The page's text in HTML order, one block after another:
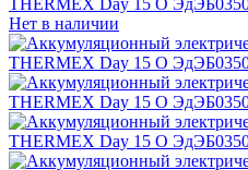
Нет в наличии